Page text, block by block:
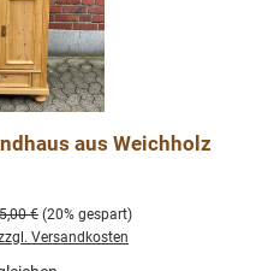
aus Weichholz
Preis:
€ (20% gespart)
Versandkosten